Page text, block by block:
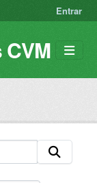
Entrar